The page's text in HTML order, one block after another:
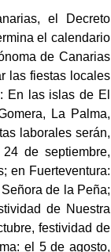
el Decreto
el calendario
de Canarias
las fiestas locales
En las islas de El
La Palma,
laborales serán,
de septiembre,
en Fuerteventura:
de la Peña;
de Nuestra
festividad de
el 5 de agosto,